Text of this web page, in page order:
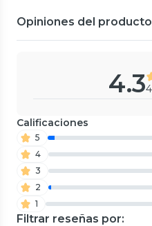
Opiniones del producto
4.3
Calificaciones
5
4
3
2
1
Filtrar reseñas por: